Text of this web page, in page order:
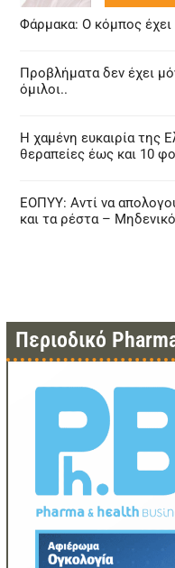
Φάρμακα: Ο κόμπος έχει
Προβλήματα δεν έχει
όμιλοι..
Η χαμένη ευκαιρία της
θεραπείες έως και 10
ΕΟΠΥΥ: Αντί να
και τα ρέστα –
Περιοδικό